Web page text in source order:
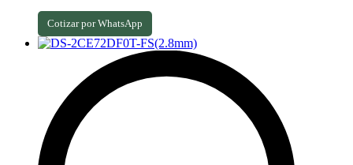
Cotizar por WhatsApp